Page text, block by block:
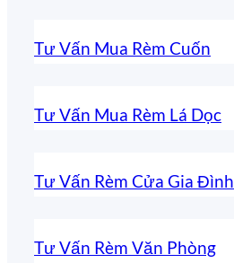
Tư Vấn Mua Rèm Cuốn
Tư Vấn Mua Rèm Lá Dọc
Tư Vấn Rèm Cửa Gia Đình
Tư Vấn Rèm Văn Phòng